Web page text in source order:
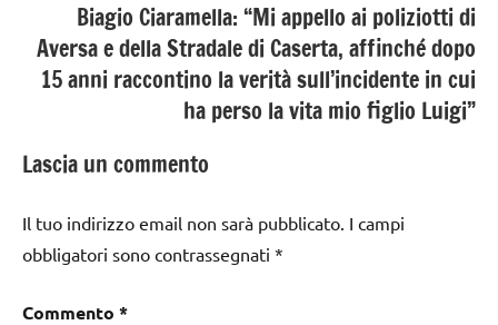
Biagio Ciaramella: “Mi appello ai poliziotti di
Aversa e della Stradale di Caserta, affinché dopo
15 anni raccontino la verità sull’incidente in cui
ha perso la vita mio figlio Luigi”
Lascia un commento
Il tuo indirizzo email non sarà pubblicato. I campi
obbligatori sono contrassegnati *
Commento *